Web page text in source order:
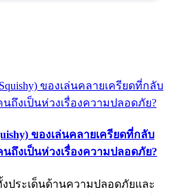
ของเล่นคลายเครียดที่กลับ
ถึงเป็นห่วงเรื่องความปลอดภัย?
ประเด็นด้านความปลอดภัยและ